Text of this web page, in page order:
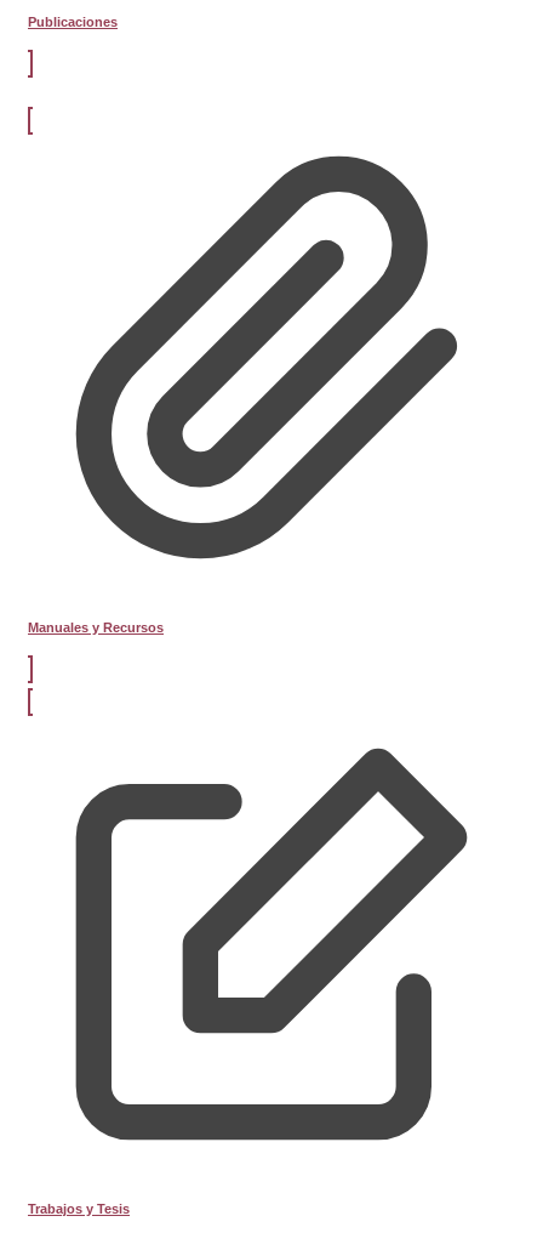
Publicaciones
Manuales y Recursos
Trabajos y Tesis